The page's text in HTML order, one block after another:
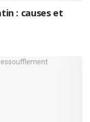
: causes et